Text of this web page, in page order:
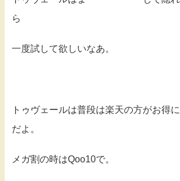
ら
一度試して欲しいなあ。
トゥヴェールは普段は楽天の方がお得
だよ。
メガ割の時はQoo10で。